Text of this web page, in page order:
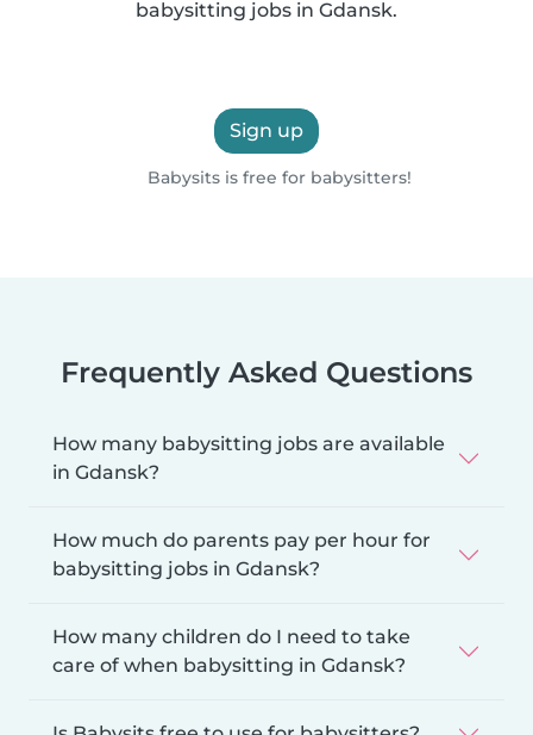
babysitting jobs in Gdansk.
Sign up
Babysits is free for babysitters!
Frequently Asked Questions
How many babysitting jobs are available
in Gdansk?
How much do parents pay per hour for
babysitting jobs in Gdansk?
How many children do I need to take
care of when babysitting in Gdansk?